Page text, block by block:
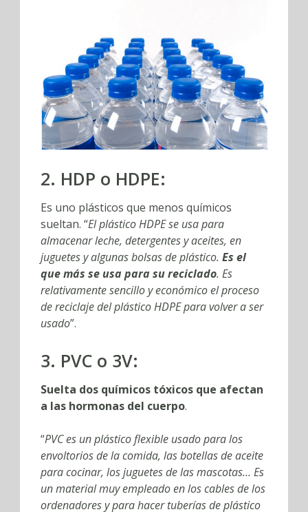
2. HDP o HDPE:
Es uno plásticos que menos químicos
sueltan. “El plástico HDPE se usa para
almacenar leche, detergentes y aceites, en
juguetes y algunas bolsas de plástico. Es el
que más se usa para su reciclado. Es
relativamente sencillo y económico el proceso
de reciclaje del plástico HDPE para volver a ser
usado”.
3. PVC o 3V:
Suelta dos químicos tóxicos que afectan
a las hormonas del cuerpo.
“PVC es un plástico flexible usado para los
envoltorios de la comida, las botellas de aceite
para cocinar, los juguetes de las mascotas… Es
un material muy empleado en los cables de los
ordenadores y para hacer tuberías de plástico